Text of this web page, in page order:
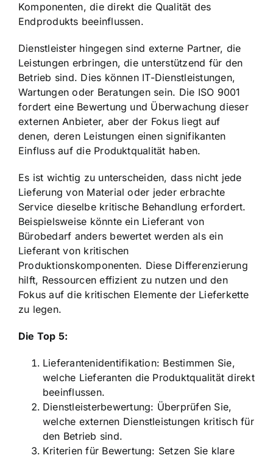
Komponenten, die direkt die Qualität des
Endprodukts beeinflussen.
Dienstleister hingegen sind externe Partner, die
Leistungen erbringen, die unterstützend für den
Betrieb sind. Dies können IT-Dienstleistungen,
Wartungen oder Beratungen sein. Die ISO 9001
fordert eine Bewertung und Überwachung dieser
externen Anbieter, aber der Fokus liegt auf
denen, deren Leistungen einen signifikanten
Einfluss auf die Produktqualität haben.
Es ist wichtig zu unterscheiden, dass nicht jede
Lieferung von Material oder jeder erbrachte
Service dieselbe kritische Behandlung erfordert.
Beispielsweise könnte ein Lieferant von
Bürobedarf anders bewertet werden als ein
Lieferant von kritischen
Produktionskomponenten. Diese Differenzierung
hilft, Ressourcen effizient zu nutzen und den
Fokus auf die kritischen Elemente der Lieferkette
zu legen.
Die Top 5:
Lieferantenidentifikation: Bestimmen Sie,
welche Lieferanten die Produktqualität direkt
beeinflussen.
Dienstleisterbewertung: Überprüfen Sie,
welche externen Dienstleistungen kritisch für
den Betrieb sind.
Kriterien für Bewertung: Setzen Sie klare